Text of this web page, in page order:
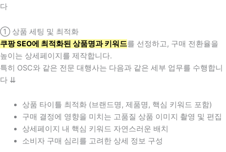
다
① 상품 세팅 및 최적화
쿠팡 SEO에 최적화된 상품명과 키워드를 선정하고, 구매 전환율을
높이는 상세페이지를 제작합니다.
특히 OSC와 같은 전문 대행사는 다음과 같은 세부 업무를 수행합니
다 ⇊
상품 타이틀 최적화 (브랜드명, 제품명, 핵심 키워드 포함)
구매 결정에 영향을 미치는 고품질 상품 이미지 촬영 및 편집
상세페이지 내 핵심 키워드 자연스러운 배치
소비자 구매 심리를 고려한 상세 정보 구성